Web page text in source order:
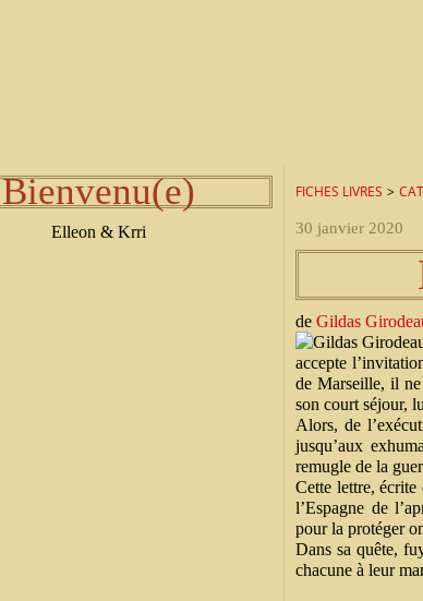
Bienvenu(e)
Elleon & Krri
FICHES LIVRES >
30 janvier 2020
de Gildas
accepte
de Marseille, il
son court séjour,
Alors, de
jusqu’aux
remugle de la
Cette lettre,
l’Espagne de
pour la protéger
Dans sa quête,
chacune à leur